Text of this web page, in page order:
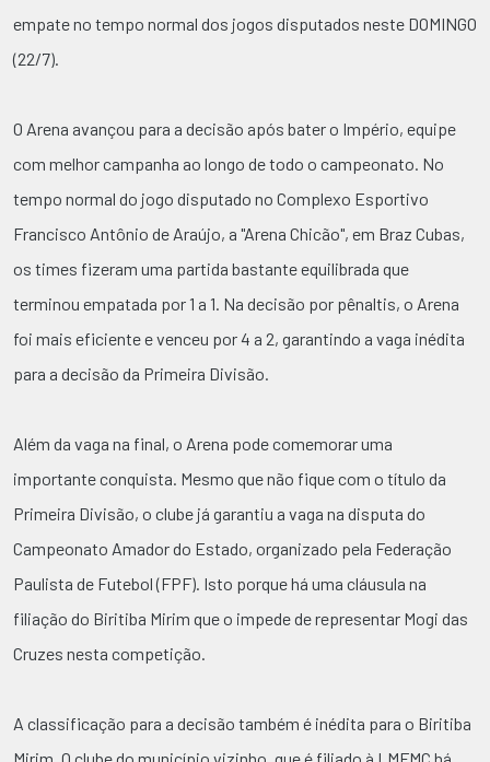
empate no tempo normal dos jogos disputados neste DOMINGO
(22/7).
O Arena avançou para a decisão após bater o Império, equipe
com melhor campanha ao longo de todo o campeonato. No
tempo normal do jogo disputado no Complexo Esportivo
Francisco Antônio de Araújo, a "Arena Chicão", em Braz Cubas,
os times fizeram uma partida bastante equilibrada que
terminou empatada por 1 a 1. Na decisão por pênaltis, o Arena
foi mais eficiente e venceu por 4 a 2, garantindo a vaga inédita
para a decisão da Primeira Divisão.
Além da vaga na final, o Arena pode comemorar uma
importante conquista. Mesmo que não fique com o título da
Primeira Divisão, o clube já garantiu a vaga na disputa do
Campeonato Amador do Estado, organizado pela Federação
Paulista de Futebol (FPF). Isto porque há uma cláusula na
filiação do Biritiba Mirim que o impede de representar Mogi das
Cruzes nesta competição.
A classificação para a decisão também é inédita para o Biritiba